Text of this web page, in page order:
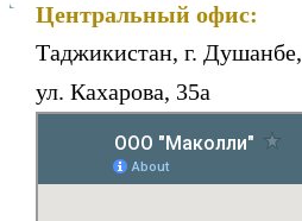
Центральный офис:
Таджикистан, г. Душанбе,
ул. Кахарова, 35а